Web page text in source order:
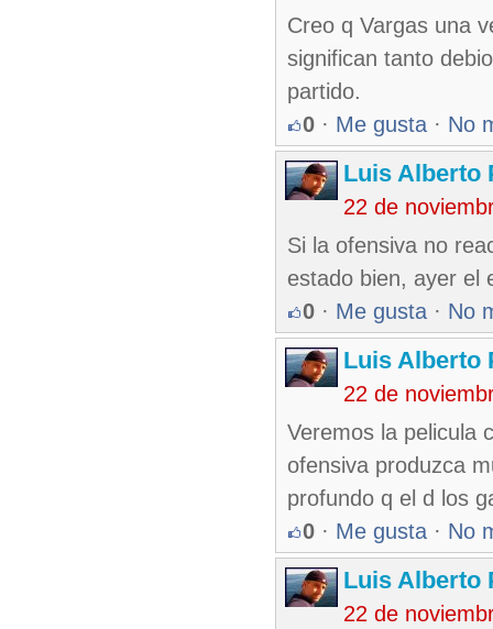
Creo q Vargas una
significan tanto
partido.
0 · Me gusta · No
Luis Alberto
22 de
Si la ofensiva no
estado bien, ayer el
0 · Me gusta · No
Luis Alberto
22 de
Veremos la pelicula
ofensiva produzca
profundo q el d los
0 · Me gusta · No
Luis Alberto
22 de